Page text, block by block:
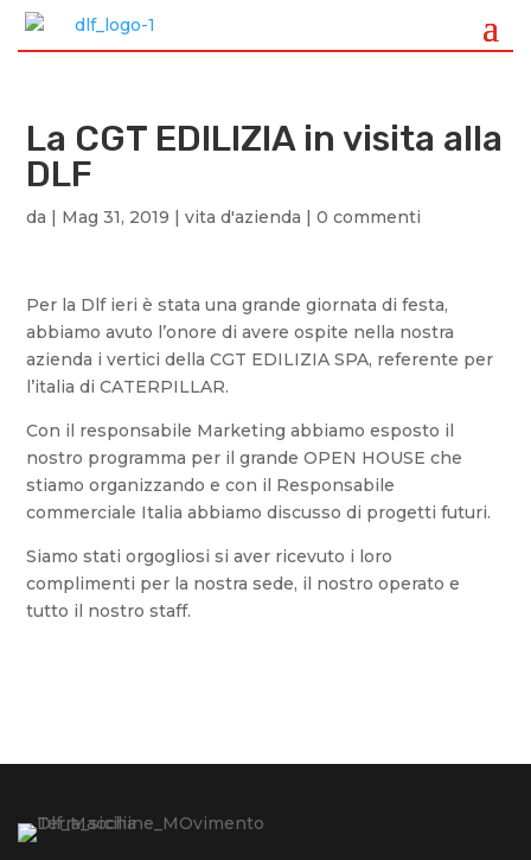
La CGT EDILIZIA in visita alla
DLF
da | Mag 31, 2019 |vita d'azienda |0 commenti
Per la Dlf ieri è stata una grande giornata di festa,
abbiamo avuto l’onore di avere ospite nella nostra
azienda i vertici della CGT EDILIZIA SPA, referente per
l’italia di CATERPILLAR.
Con il responsabile Marketing abbiamo esposto il
nostro programma per il grande OPEN HOUSE che
stiamo organizzando e con il Responsabile
commerciale Italia abbiamo discusso di progetti futuri.
Siamo stati orgogliosi si aver ricevuto i loro
complimenti per la nostra sede, il nostro operato e
tutto il nostro staff.